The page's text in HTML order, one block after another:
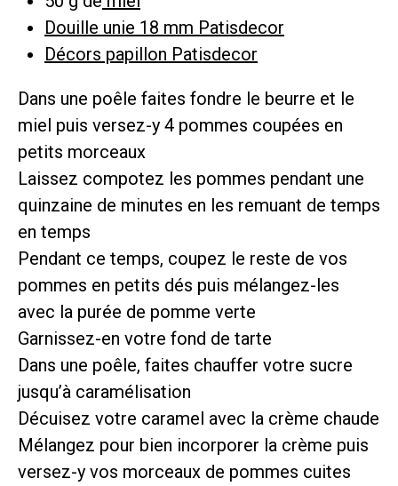
Douille unie 18 mm Patisdecor
Décors papillon Patisdecor
Dans une poêle faites fondre le beurre et le
miel puis versez-y 4 pommes coupées en
petits morceaux
Laissez compotez les pommes pendant une
quinzaine de minutes en les remuant de temps
en temps
Pendant ce temps, coupez le reste de vos
pommes en petits dés puis mélangez-les
avec la purée de pomme verte
Garnissez-en votre fond de tarte
Dans une poêle, faites chauffer votre sucre
jusqu’à caramélisation
Décuisez votre caramel avec la crème chaude
Mélangez pour bien incorporer la crème puis
versez-y vos morceaux de pommes cuites